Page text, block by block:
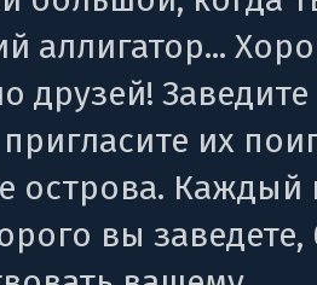
аллигатор...
друзей!
их
острова. Каждый
вы заведете,